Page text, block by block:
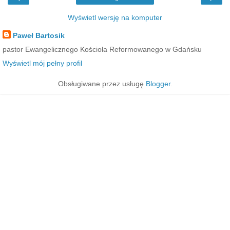
Wyświetl wersję na komputer
Paweł Bartosik
pastor Ewangelicznego Kościoła Reformowanego w Gdańsku
Wyświetl mój pełny profil
Obsługiwane przez usługę Blogger.